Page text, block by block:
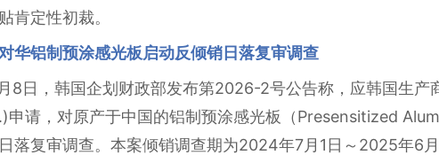
肯定性初裁。
华铝制预涂感光板启动反倾销日落复审调查
8日，韩国企划财政部发布第2026-2号公告称，应韩国生产
申请，对原产于中国的铝制预涂感光板（Presensitized
落复审调查。本案倾销调查期为2024年7月1日～2025年6